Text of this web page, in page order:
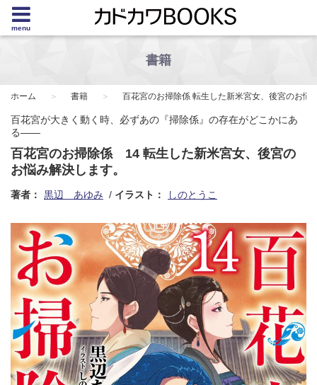
menu
書籍
ホーム 書籍 百花宮のお掃除係 転生した新米宮女、後宮のお悩
百花宮が大きく動く時、必ずあの『掃除係』の存在がどこかにあ
る――
百花宮のお掃除係 14 転生した新米宮女、後宮の
お悩み解決します。
著者： 黒辺 あゆみ イラスト： しのとうこ